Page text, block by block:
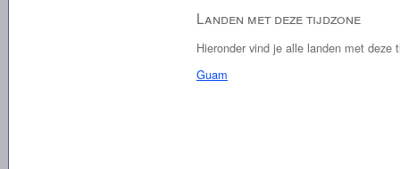
Landen met deze tijdzone
Hieronder vind je alle landen met deze
Guam